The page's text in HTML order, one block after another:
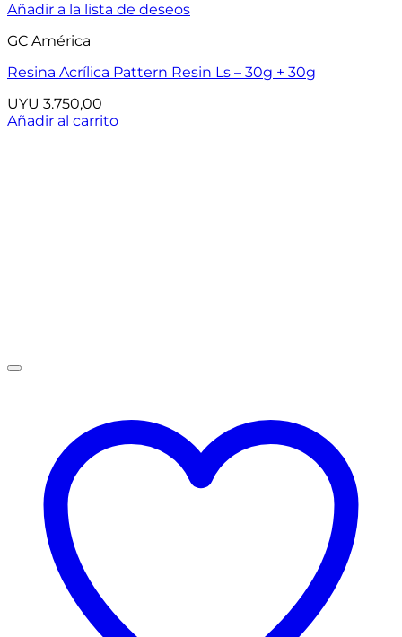
Añadir a la lista de deseos
GC América
Resina Acrílica Pattern Resin Ls – 30g + 30g
UYU 3.750,00
Añadir al carrito